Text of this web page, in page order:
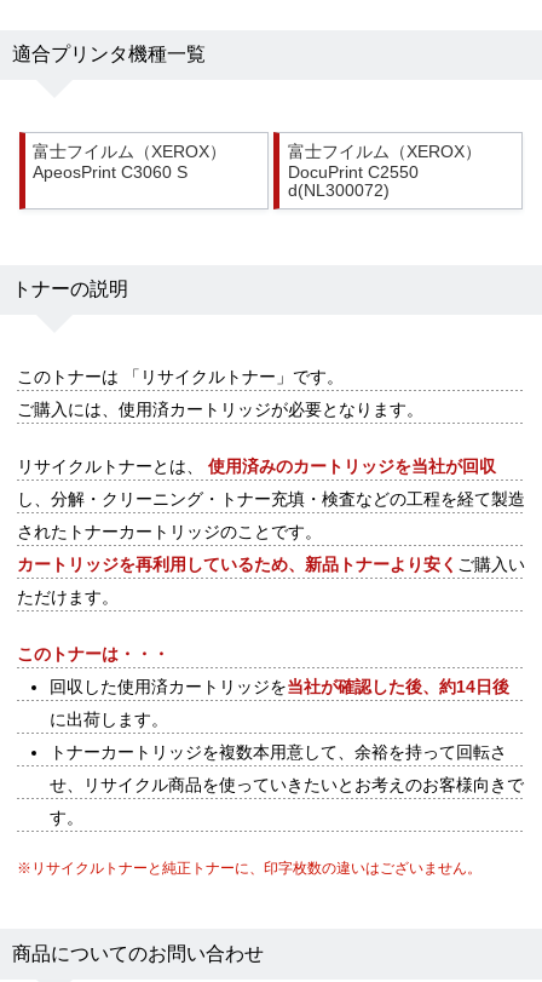
適合プリンタ機種一覧
富士フイルム（XEROX）
ApeosPrint C3060 S
富士フイルム（XEROX）
DocuPrint C2550
d(NL300072)
トナーの説明
このトナーは 「リサイクルトナー」 です。
ご購入には、 使用済カートリッジが必要となります。
リサイクルトナーとは、 使用済みのカートリッジを当社が回収
し、分解・クリーニング・トナー充填・検査などの工程を経て製造
されたトナーカートリッジのことです。
カートリッジを再利用しているため、新品トナーより安く ご購入い
ただけます。
このトナーは・・・
回収した使用済カートリッジを当社が確認した後、約14日後
に出荷します。
トナーカートリッジを複数本用意して、余裕を持って回転さ
せ、リサイクル商品を使っていきたいとお考えのお客様向きで
す。
※リサイクルトナーと純正トナーに、印字枚数の違いはございません。
商品についてのお問い合わせ